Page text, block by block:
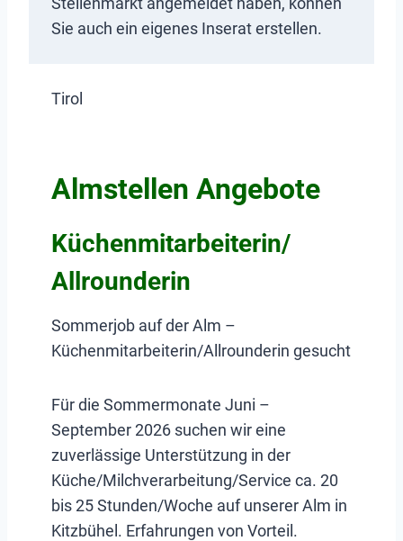
Sie auch ein eigenes Inserat erstellen.
Tirol
Almstellen Angebote
Küchenmitarbeiterin/
Allrounderin
Sommerjob auf der Alm –
Küchenmitarbeiterin/Allrounderin gesucht
Für die Sommermonate Juni –
September 2026 suchen wir eine
zuverlässige Unterstützung in der
Küche/Milchverarbeitung/Service ca. 20
bis 25 Stunden/Woche auf unserer Alm in
Kitzbühel. Erfahrungen von Vorteil.